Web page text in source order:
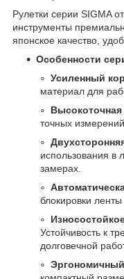
Рулетки серии SIGMA
инструменты
японское качество,
Особенности
Усиленный
материал для
точных измерений.
использования в
замерах.
блокировки
Устойчивость к
долговечной